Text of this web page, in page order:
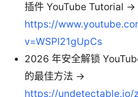
插件 YouTube Tutorial →
https://
v=WSPI21gUpCs
2026 年安全解锁
的最佳方法 →
https://undetectable.io/